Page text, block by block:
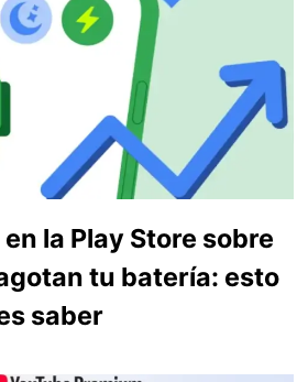
la Play Store sobre
tu batería: esto
saber